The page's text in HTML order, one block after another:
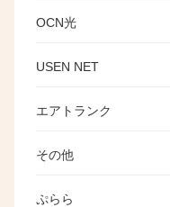
OCN光
USEN NET
エアトランク
その他
ぷらら